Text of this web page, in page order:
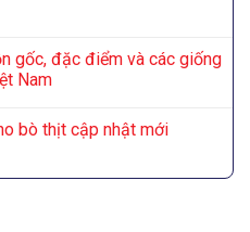
gốc, đặc điểm và các giống
Nam
bò thịt cập nhật mới